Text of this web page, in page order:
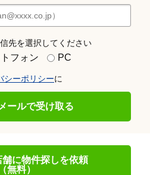
先を選択してください
フォン PC
シーポリシーに
ールで受け取る
に物件探しを依頼
（無料）